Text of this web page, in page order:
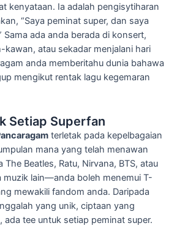
kenyataan. Ia adalah pengisytiharan
“Saya peminat super, dan saya
Sama ada anda berada di konsert,
kawan, atau sekadar menjalani hari
anda memberitahu dunia bahawa
mengikut rentak lagu kegemaran
Setiap Superfan
terletak pada kepelbagaian
mana yang telah menawan
Beatles, Ratu, Nirvana, BTS, atau
muzik lain—anda boleh menemui T-
mewakili fandom anda. Daripada
yang unik, ciptaan yang
ada tee untuk setiap peminat super.